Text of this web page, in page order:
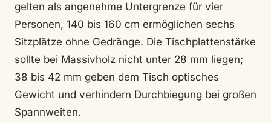
gelten als angenehme Untergrenze für vier
Personen, 140 bis 160 cm ermöglichen sechs
Sitzplätze ohne Gedränge. Die Tischplattenstärke
sollte bei Massivholz nicht unter 28 mm liegen;
38 bis 42 mm geben dem Tisch optisches
Gewicht und verhindern Durchbiegung bei großen
Spannweiten.